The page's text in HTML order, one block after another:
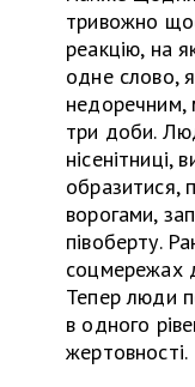
тривожно
реакцію, на
одне слово,
недоречним,
три доби.
образитися,
ворогами,
півоберту.
соцмережах
Тепер люди
в одного
жертовності.